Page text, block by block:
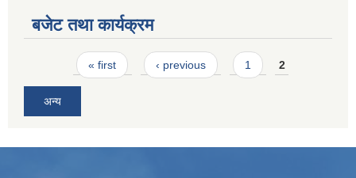
बजेट तथा कार्यक्रम
Pages« first ‹ previous 1 2
अन्य